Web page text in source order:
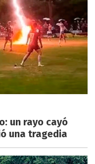
un rayo cayó
una tragedia